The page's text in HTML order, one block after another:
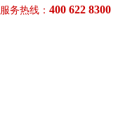
服务热线： 400 622 8300